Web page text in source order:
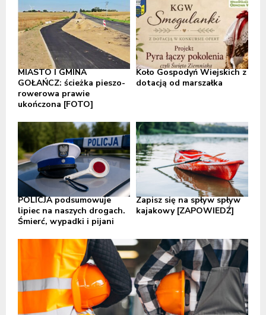
MIASTO I GMINA
GOŁAŃCZ: ścieżka pieszo-
rowerowa prawie
ukończona [FOTO]
Koło Gospodyń Wiejskich z
dotacją od marszałka
POLICJA podsumowuje
lipiec na naszych drogach.
Śmierć, wypadki i pijani
Zapisz się na spływ spływ
kajakowy [ZAPOWIEDŹ]